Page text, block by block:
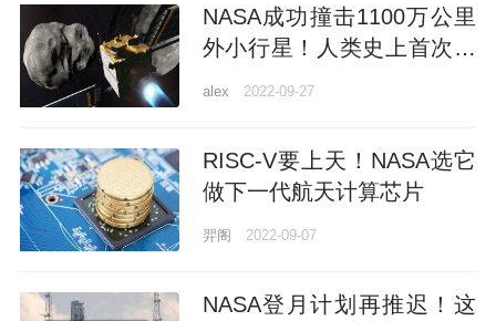
NASA成功撞击1100万公里
外小行星！人类史上首次，
alex 2022-09-27
RISC-V要上天！NASA选它
做下一代航天计算芯片
羿阁 2022-09-07
NASA登月计划再推迟！这